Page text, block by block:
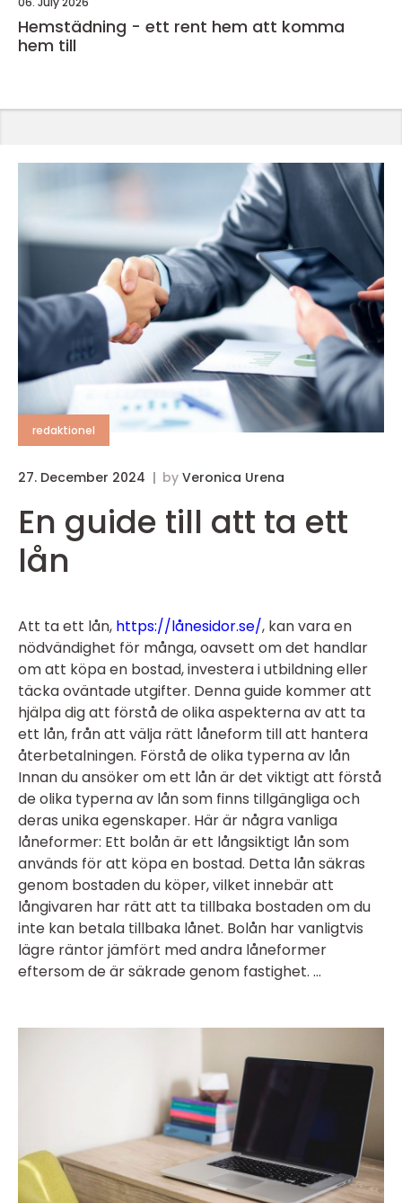
Hemstädning - ett rent hem att komma
hem till
redaktionel
27. December 2024 by Veronica Urena
En guide till att ta ett
lån
Att ta ett lån, https://lånesidor.se/, kan vara en
nödvändighet för många, oavsett om det handlar
om att köpa en bostad, investera i utbildning eller
täcka oväntade utgifter. Denna guide kommer att
hjälpa dig att förstå de olika aspekterna av att ta
ett lån, från att välja rätt låneform till att hantera
återbetalningen. Förstå de olika typerna av lån
Innan du ansöker om ett lån är det viktigt att förstå
de olika typerna av lån som finns tillgängliga och
deras unika egenskaper. Här är några vanliga
låneformer: Ett bolån är ett långsiktigt lån som
används för att köpa en bostad. Detta lån säkras
genom bostaden du köper, vilket innebär att
långivaren har rätt att ta tillbaka bostaden om du
inte kan betala tillbaka lånet. Bolån har vanligtvis
lägre räntor jämfört med andra låneformer
eftersom de är säkrade genom fastighet. ...